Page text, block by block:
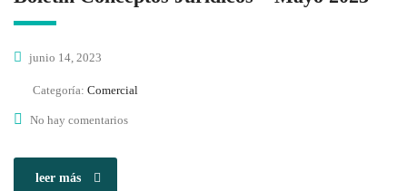
junio 14, 2023
Categoría: Comercial
No hay comentarios
leer más